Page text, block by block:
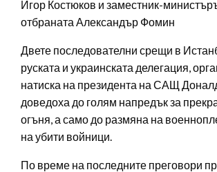
Игор Костюков и заместник-
отбраната Александър Фомин
Двете последователни срещи в
руската и украинската делегация,
натиска на президента на САЩ
доведоха до голям напредък за
огъня, а само до размяна на
на убити войници.
По време на последните преговори